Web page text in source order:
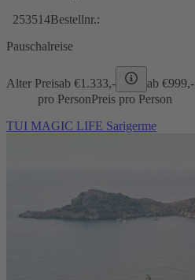
253514Bestellnr.:
Pauschalreise
Alter Preisab €1.333,- ab €999,-
pro PersonPreis pro Person
TUI MAGIC LIFE Sarigerme